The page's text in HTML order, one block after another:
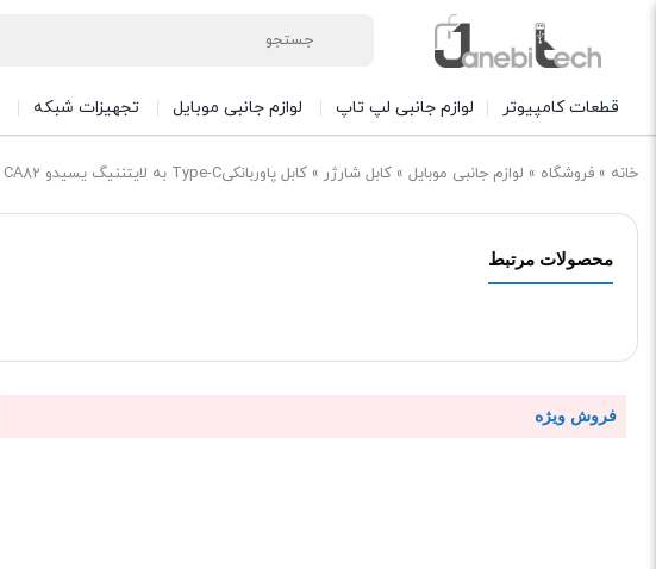
قطعات کامپیوتر لوازم جانبی لپ تاپ لوازم جانبی موبایل تجهیزات شبکه
خانه » فروشگاه » لوازم جانبی موبایل » کابل شارژر » کابل پاوربانکیType-C به لایتننیگ یسیدو YESIDO CA82 طول 30 سانتیمتر
محصولات مرتبط
فروش ویژه